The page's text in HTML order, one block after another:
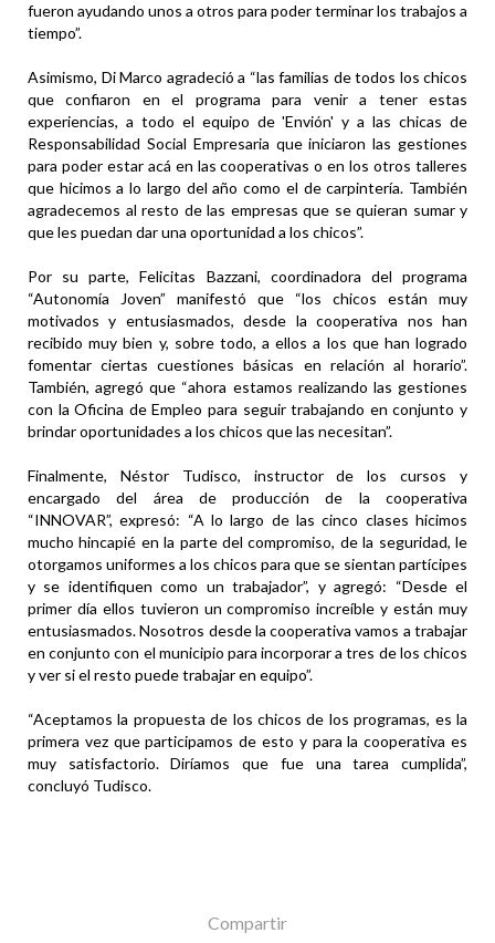
fueron ayudando unos a otros para poder terminar los trabajos a
tiempo”.
Asimismo, Di Marco agradeció a “las familias de todos los chicos
que confiaron en el programa para venir a tener estas
experiencias, a todo el equipo de 'Envión' y a las chicas de
Responsabilidad Social Empresaria que iniciaron las gestiones
para poder estar acá en las cooperativas o en los otros talleres
que hicimos a lo largo del año como el de carpintería. También
agradecemos al resto de las empresas que se quieran sumar y
que les puedan dar una oportunidad a los chicos”.
Por su parte, Felicitas Bazzani, coordinadora del programa
“Autonomía Joven” manifestó que “los chicos están muy
motivados y entusiasmados, desde la cooperativa nos han
recibido muy bien y, sobre todo, a ellos a los que han logrado
fomentar ciertas cuestiones básicas en relación al horario”.
También, agregó que “ahora estamos realizando las gestiones
con la Oficina de Empleo para seguir trabajando en conjunto y
brindar oportunidades a los chicos que las necesitan”.
Finalmente, Néstor Tudisco, instructor de los cursos y
encargado del área de producción de la cooperativa
“INNOVAR”, expresó: “A lo largo de las cinco clases hicimos
mucho hincapié en la parte del compromiso, de la seguridad, le
otorgamos uniformes a los chicos para que se sientan partícipes
y se identifiquen como un trabajador”, y agregó: “Desde el
primer día ellos tuvieron un compromiso increíble y están muy
entusiasmados. Nosotros desde la cooperativa vamos a trabajar
en conjunto con el municipio para incorporar a tres de los chicos
y ver si el resto puede trabajar en equipo”.
“Aceptamos la propuesta de los chicos de los programas, es la
primera vez que participamos de esto y para la cooperativa es
muy satisfactorio. Diríamos que fue una tarea cumplida”,
concluyó Tudisco.
Compartir